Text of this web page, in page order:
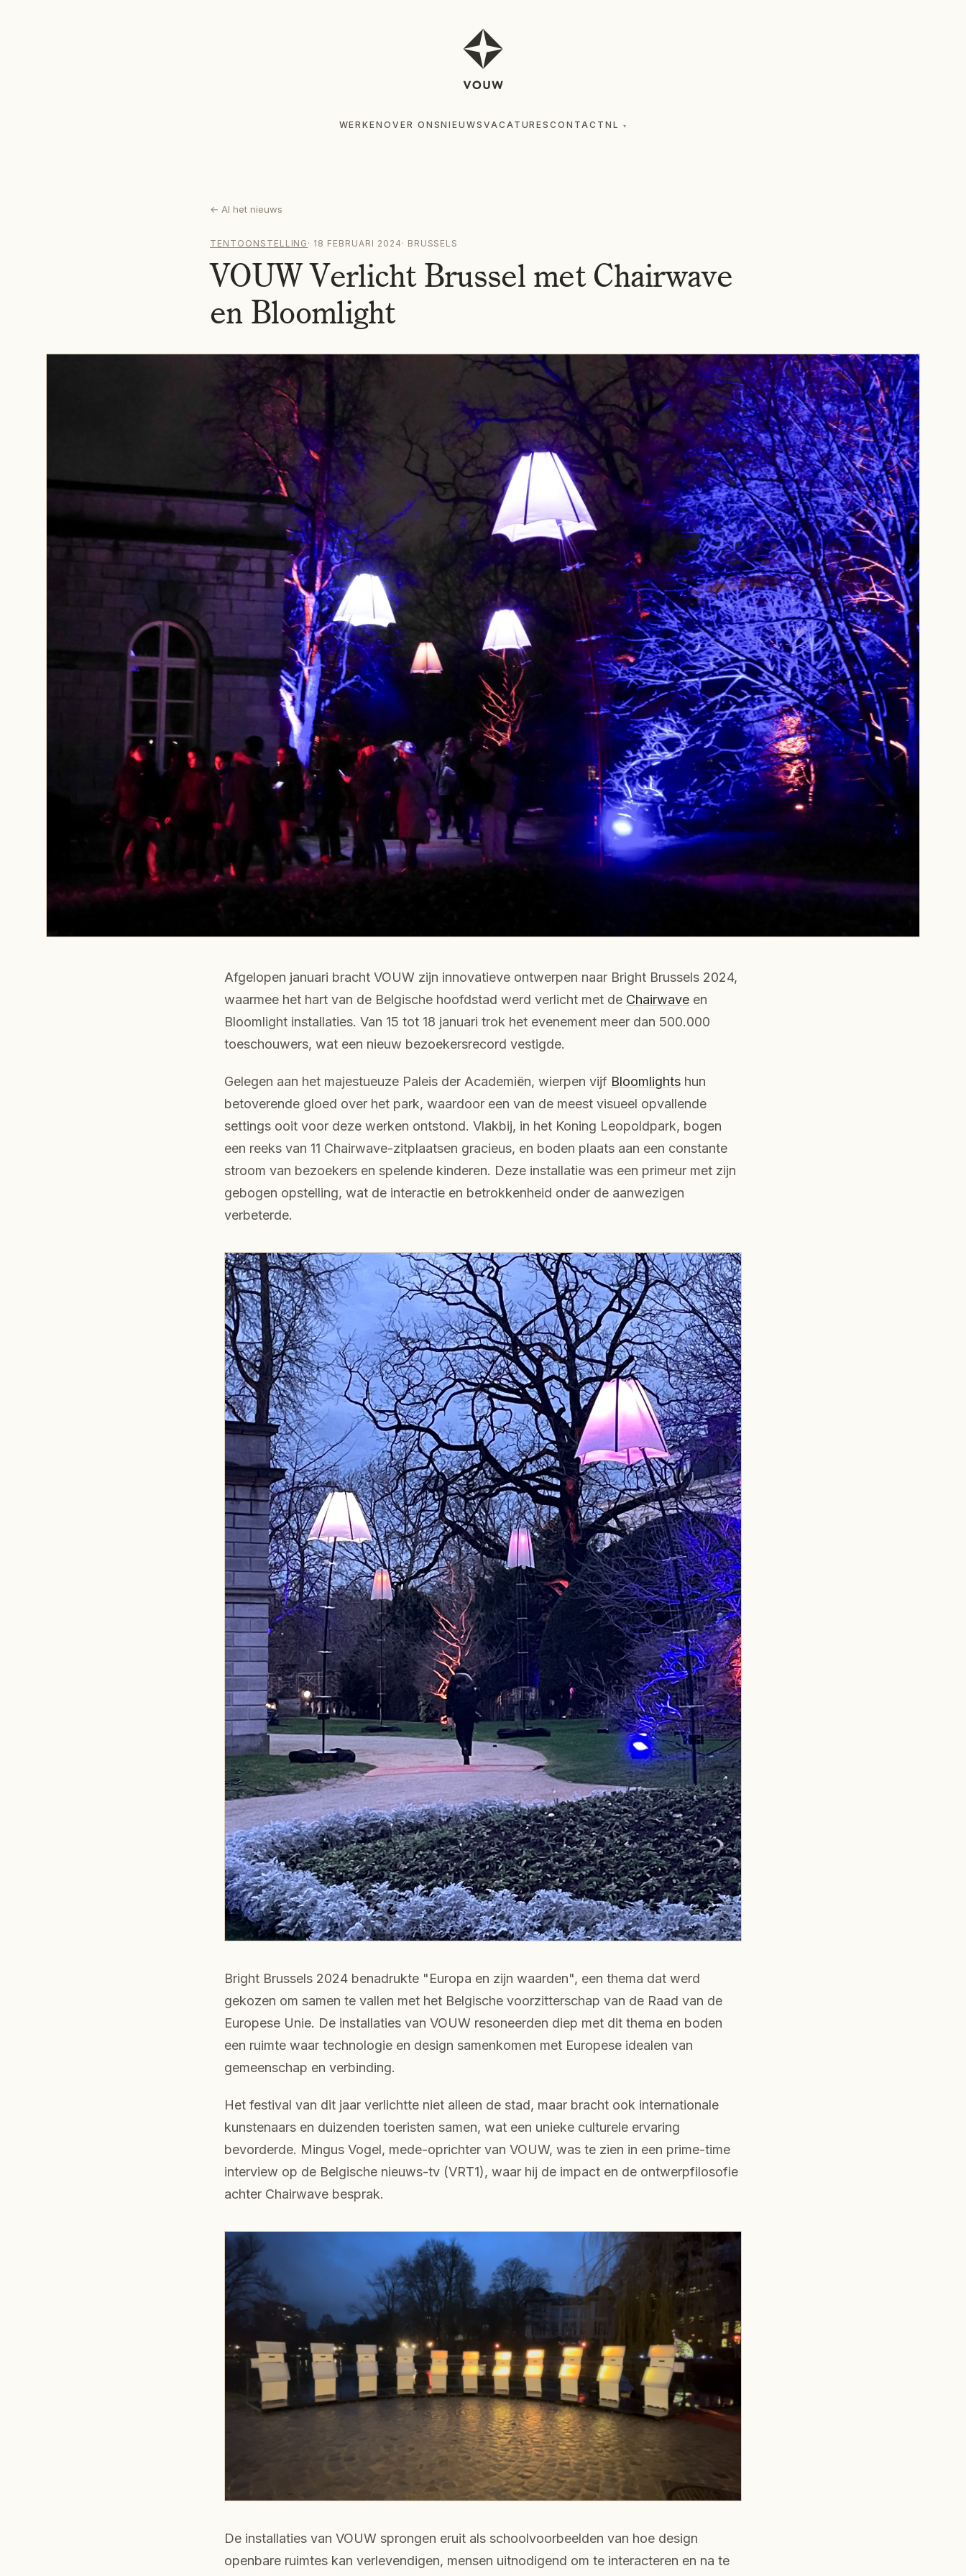
WERKENOVER ONSNIEUWS VACATURESCONTACT NL ▾
← Al het nieuws
TENTOONSTELLING · 18 FEBRUARI 2024 · BRUSSELS
VOUW Verlicht Brussel met Chairwave
en Bloomlight
Afgelopen januari bracht VOUW zijn innovatieve ontwerpen naar Bright Brussels 2024,
waarmee het hart van de Belgische hoofdstad werd verlicht met de Chairwave en
Bloomlight installaties. Van 15 tot 18 januari trok het evenement meer dan 500.000
toeschouwers, wat een nieuw bezoekersrecord vestigde.
Gelegen aan het majestueuze Paleis der Academiën, wierpen vijf Bloomlights hun
betoverende gloed over het park, waardoor een van de meest visueel opvallende
settings ooit voor deze werken ontstond. Vlakbij, in het Koning Leopoldpark, bogen
een reeks van 11 Chairwave-zitplaatsen gracieus, en boden plaats aan een constante
stroom van bezoekers en spelende kinderen. Deze installatie was een primeur met zijn
gebogen opstelling, wat de interactie en betrokkenheid onder de aanwezigen
verbeterde.
Bright Brussels 2024 benadrukte "Europa en zijn waarden", een thema dat werd
gekozen om samen te vallen met het Belgische voorzitterschap van de Raad van de
Europese Unie. De installaties van VOUW resoneerden diep met dit thema en boden
een ruimte waar technologie en design samenkomen met Europese idealen van
gemeenschap en verbinding.
Het festival van dit jaar verlichtte niet alleen de stad, maar bracht ook internationale
kunstenaars en duizenden toeristen samen, wat een unieke culturele ervaring
bevorderde. Mingus Vogel, mede-oprichter van VOUW, was te zien in een prime-time
interview op de Belgische nieuws-tv (VRT1), waar hij de impact en de ontwerpfilosofie
achter Chairwave besprak.
De installaties van VOUW sprongen eruit als schoolvoorbeelden van hoe design
openbare ruimtes kan verlevendigen, mensen uitnodigend om te interacteren en na te